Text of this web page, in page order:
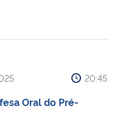
20:45
Oral do Pré-